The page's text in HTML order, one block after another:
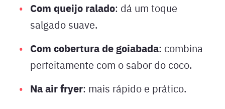
Com queijo ralado: dá um toque
salgado suave.
Com cobertura de goiabada: combina
perfeitamente com o sabor do coco.
Na air fryer: mais rápido e prático.